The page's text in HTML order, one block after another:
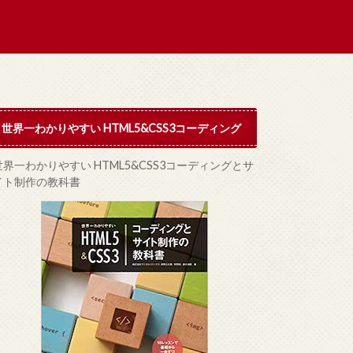
世界一わかりやすい HTML5&CSS3コーディング
界一わかりやすい HTML5&CSS3コーディングとサ
ト制作の教科書